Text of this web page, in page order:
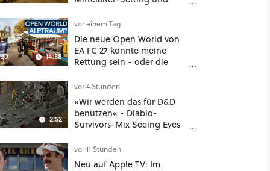
noch größer und
gefährlicher
14:38
vor einem Tag
Die neue Open World von
EA FC 27 könnte meine
Rettung sein - oder die
2:52
vor 4 Stunden
»Wir werden das für D&D
benutzen« - Diablo-
Survivors-Mix Seeing Eyes
nützliches Map-Tool
vor 11 Stunden
Neu auf Apple TV: Im